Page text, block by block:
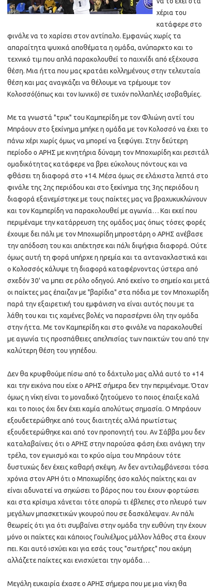
χέρια του
κατάφερε στο
φινάλε να το χαρίσει στον αντίπαλο. Εμφανώς χωρίς τα
απαραίτητα ψυχικά αποθέματα η ομάδα, ανύπαρκτο και το
τεχνικό τιμ που απλά παρακολουθεί το παιχνίδι από εξέχουσα
θέση. Μια ήττα που μας κρατάει κολλημένους στην τελευταία
θέση και μας αναγκάζει να θέλουμε να τρέμουμε τον
Κολοσσό(όπως και τον Ιωνικό) σε τυχόν πολλαπλές ισοβαθμίες.
Με τα γνωστά "τρικ" του Καμπερίδη με τον Φλιώνη αντί του
Μπράουν στο ξεκίνημα μπήκε η ομάδα με τον Κολοσσό να έχει το
πάνω χέρι χωρίς όμως να μπορεί να ξεφύγει. Στην δεύτερη
περίοδο ο ΑΡΗΣ με κινητήρια δύναμη τον Μποχωρίδη και ρεσιτάλ
ομαδικότητας κατάφερε να βρει εύκολους πόντους και να
φθάσει τη διαφορά στο +14. Μέσα όμως σε ελάχιστα λεπτά στο
φινάλε της 2ης περιόδου και στο ξεκίνημα της 3ης περιόδου η
διαφορά εξανεμίστηκε με τους παίκτες μας να βραχυκυκλώνουν
και τον Καμπερίδη να παρακολουθεί με αγωνία… Και εκεί που
περιμέναμε την κατάρρευση της ομάδος μας όπως τόσες φορές
έχουμε δει πάλι με τον Μποχωρίδη μπροστάρη ο ΑΡΗΣ ανέβασε
την απόδοση του και απέκτησε και πάλι διψήφια διαφορά. Ούτε
όμως αυτή τη φορά υπήρχε η ηρεμία και τα αντανακλαστικά και
ο Κολοσσός κάλυψε τη διαφορά καταφέρνοντας ύστερα από
σχεδόν 30' να μπει σε ρόλο οδηγού. Από εκείνο το σημείο και μετά
οι παίκτες μας έπαιζαν με "βαρίδια" στα πόδια με τον Μποχωρίδη
παρά την εξαιρετική του εμφάνιση να είναι αυτός που με τα
λάθη του και τις χαμένες βολές να παρασέρνει όλη την ομάδα
στην ήττα. Με τον Καμπερίδη και στο φινάλε να παρακολουθεί
με αγωνία τις προσπάθειες απελπισίας των παικτών του από την
καλύτερη θέση του γηπέδου.
Δεν θα κρυφθούμε πίσω από το δάχτυλο μας αλλά αυτό το +14
και την εικόνα που είχε ο ΑΡΗΣ σήμερα δεν την περιμέναμε. Όταν
όμως η νίκη είναι το μοναδικό ζητούμενο το ποιος έπαιξε καλά
και το ποιος όχι δεν έχει καμία απολύτως σημασία. Ο Μπράουν
εξουδετερώθηκε από τους διαιτητές αλλά πρωτίστως
εξουδετερώθηκε και από τον προπονητή του. Αν Σάββα μου δεν
καταλαβαίνεις ότι ο ΑΡΗΣ στην παρούσα φάση έχει ανάγκη την
τρέλα, τον εγωισμό και το κρύο αίμα του Μπράουν τότε
δυστυχώς δεν έχεις καθαρή σκέψη. Αν δεν αντιλαμβάνεσαι τόσα
χρόνια στον ΑΡΗ ότι ο Μποχωρίδης όσο καλός παίκτης και αν
είναι αδυνατεί να σηκώσει το βάρος που του έχουν φορτώσει
και στα κρίσιμα χάνεται τότε απορώ τι έβλεπες στο πλευρό των
μεγάλων μπασκετικών γκουρού που σε δασκάλεψαν. Αν πάλι
θεωρείς ότι για ότι συμβαίνει στην ομάδα την ευθύνη την έχουν
μόνο οι παίκτες και κάποιος Γουλιέλμος μάλλον λάθος στα έχουν
πει. Και αυτό ισχύει και για εσάς τους "σωτήρες" που ακόμη
αλλάζετε παίκτες και ενισχύεται την ομάδα…
Μεγάλη ευκαιρία έχασε ο ΑΡΗΣ σήμερα που με μια νίκη θα